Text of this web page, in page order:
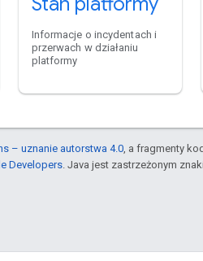
Informacje o incydentach i
przerwach w działaniu
platformy
– uznanie autorstwa 4.0 , a fragmenty
Developers . Java jest zastrzeżonym